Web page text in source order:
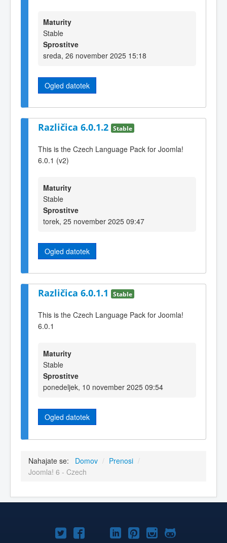
Maturity
Stable
Sprostitve
sreda, 26 november 2025 15:18
Ogled datotek
Različica 6.0.1.2 Stable
This is the Czech Language Pack for Joomla!
6.0.1 (v2)
Maturity
Stable
Sprostitve
torek, 25 november 2025 09:47
Ogled datotek
Različica 6.0.1.1 Stable
This is the Czech Language Pack for Joomla!
6.0.1
Maturity
Stable
Sprostitve
ponedeljek, 10 november 2025 09:54
Ogled datotek
Nahajate se: Domov / Prenosi /
Joomla! 6 - Czech
Joomla!Joomla!Joomla!
Joomla!Joomla!
Joomla!Joomla!